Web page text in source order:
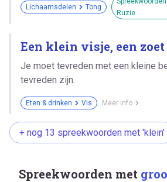
Lichaamsdelen Tong
Ruzie
Een klein visje, een
Je moet tevreden met een kleine
tevreden zijn.
Eten & drinken Vis Meer info
+ nog 13 spreekwoorden met 'klein'
Spreekwoorden met